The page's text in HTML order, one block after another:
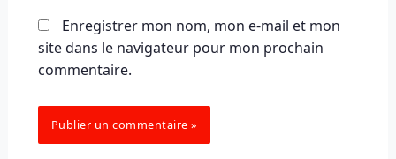
Enregistrer mon nom, mon e-mail et mon
site dans le navigateur pour mon prochain
commentaire.